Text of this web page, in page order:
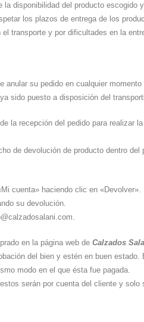
disponibilidad del producto escogido
los plazos de entrega de los
transporte y por dificultades en la
anular su pedido en cualquier
sido puesto a disposición del
la recepción del pedido para realizar
de devolución de producto dentro del
cuenta» haciendo clic en «Devolver».
su devolución.
en la página web de Calzados
del bien y estén en buen
modo en el que ésta fue pagada.
serán por cuenta del cliente y solo